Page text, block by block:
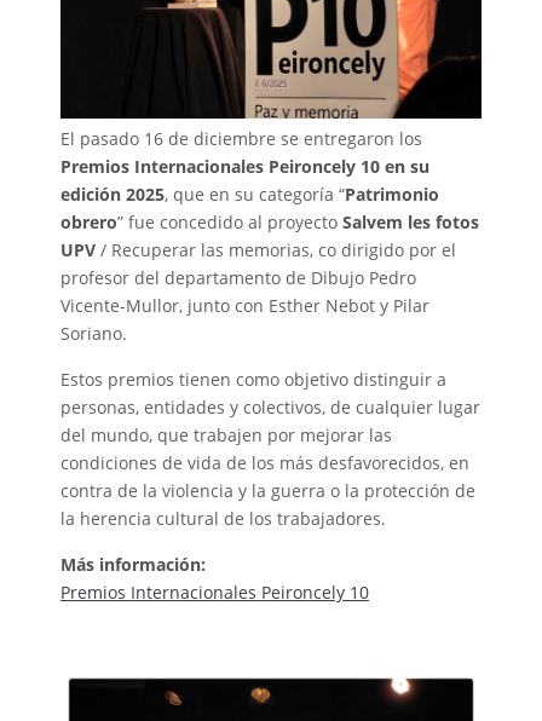
El pasado 16 de diciembre se entregaron los
Premios Internacionales Peironcely 10 en su
edición 2025, que en su categoría “Patrimonio
obrero” fue concedido al proyecto Salvem les fotos
UPV / Recuperar las memorias, co dirigido por el
profesor del departamento de Dibujo Pedro
Vicente-Mullor, junto con Esther Nebot y Pilar
Soriano.
Estos premios tienen como objetivo distinguir a
personas, entidades y colectivos, de cualquier lugar
del mundo, que trabajen por mejorar las
condiciones de vida de los más desfavorecidos, en
contra de la violencia y la guerra o la protección de
la herencia cultural de los trabajadores.
Más información:
Premios Internacionales Peironcely 10